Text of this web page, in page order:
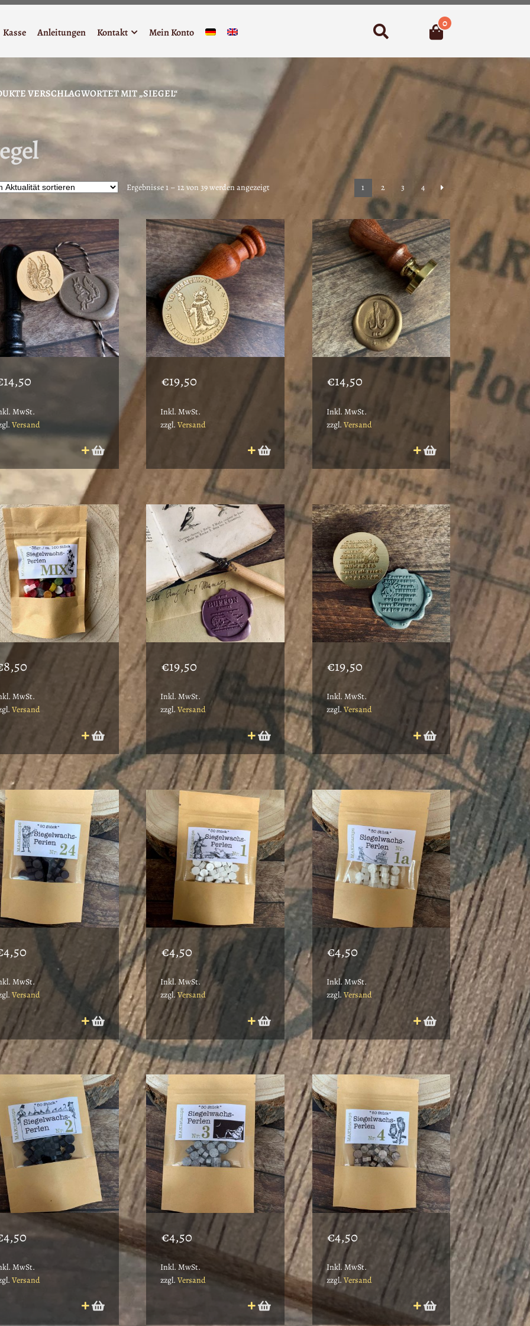
Kasse Anleitungen Kontakt Mein Konto Suchen 0
VERSCHLAGWORTET MIT „SIEGEL“
Ergebnisse 1 – 12 von 39 werden angezeigt 1 2 3 4
14,50
MwSt.
Versand
€19,50
Inkl. MwSt.
zzgl.Versand
€14,50
Inkl. MwSt.
zzgl. Versand
8,50
MwSt.
Versand
€19,50
Inkl. MwSt.
zzgl.Versand
€19,50
Inkl. MwSt.
zzgl. Versand
4,50
MwSt.
Versand
€4,50
Inkl. MwSt.
zzgl.Versand
€4,50
Inkl. MwSt.
zzgl. Versand
4,50
MwSt.
Versand
€4,50
Inkl. MwSt.
zzgl.Versand
€4,50
Inkl. MwSt.
zzgl. Versand